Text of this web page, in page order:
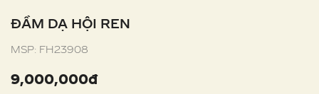
ĐẦM DẠ HỘI REN
MSP: FH23908
9,000,000đ